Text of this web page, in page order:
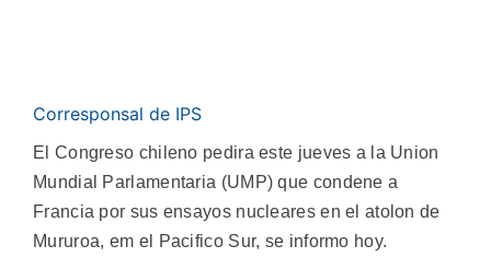
Corresponsal de IPS
El Congreso chileno pedira este jueves a la Union
Mundial Parlamentaria (UMP) que condene a
Francia por sus ensayos nucleares en el atolon de
Mururoa, em el Pacifico Sur, se informo hoy.